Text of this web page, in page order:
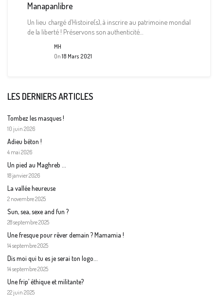
Manapanlibre
Un lieu chargé d’Histoire(s), à inscrire au patrimoine mondial
de la liberté ! Préservons son authenticité…
MH
On 18 Mars 2021
LES DERNIERS ARTICLES
Tombez les masques !
10 juin 2026
Adieu béton !
4 mai 2026
Un pied au Maghreb …
18 janvier 2026
La vallée heureuse
2 novembre 2025
Sun, sea, sexe and fun ?
28 septembre 2025
Une fresque pour rêver demain ? Mamamia !
14 septembre 2025
Dis moi qui tu es je serai ton logo…
14 septembre 2025
Une frip’ éthique et militante?
22 juin 2025